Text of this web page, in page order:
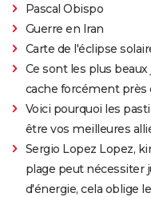
Pascal Obispo
Guerre en Iran
Carte de l'éclipse
Ce sont les plus
cache forcément près
Voici pourquoi les
être vos meilleures
Sergio Lopez Lopez,
plage peut nécessiter
d'énergie, cela oblige